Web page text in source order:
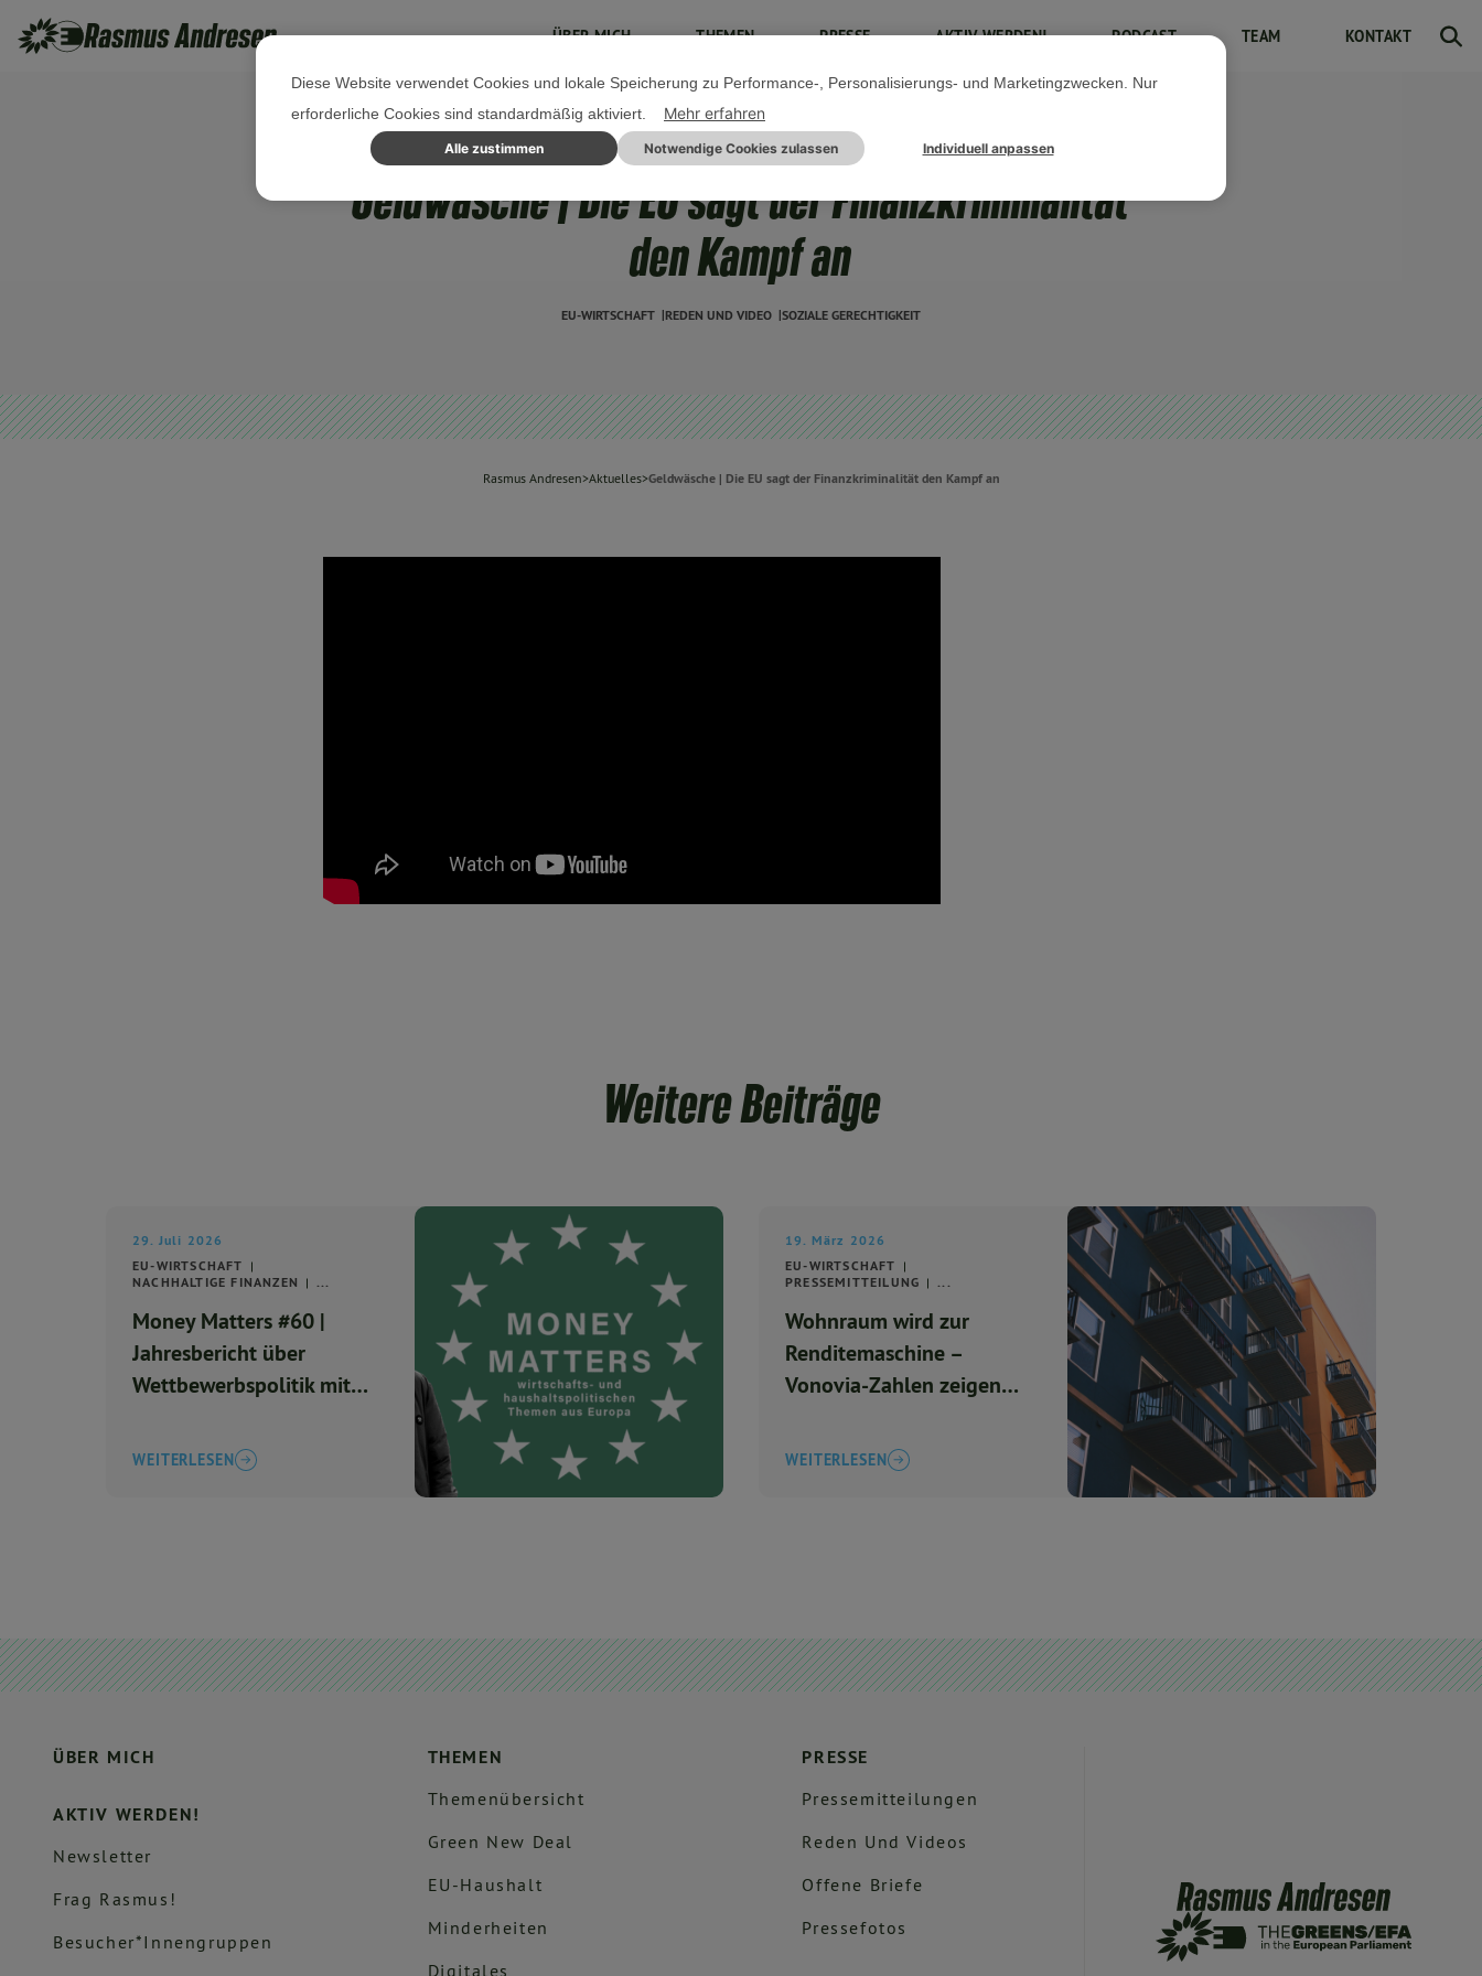
ÜBER MICH THEMEN PRESSE AKTIV WERDEN! PODCAST TEAM KONTAKT
04. APRIL 2024
Geldwäsche | Die EU sagt der Finanzkriminalität
den Kampf an
EU-WIRTSCHAFT REDEN UND VIDEO SOZIALE GERECHTIGKEIT
Rasmus Andresen>Aktuelles>Geldwäsche | Die EU sagt der Finanzkriminalität den Kampf an
Weitere Beiträge
29. Juli 2026
EU-WIRTSCHAFT
NACHHALTIGE FINANZEN
...
Money Matters #60 |
Jahresbericht über
Wettbewerbspolitik mit
angenommen
WEITERLESEN
19. März 2026
EU-WIRTSCHAFT
PRESSEMITTEILUNG
...
Wohnraum wird zur
Renditemaschine –
Vonovia-Zahlen zeigen
WEITERLESEN
ÜBER MICH
AKTIV WERDEN!
Newsletter
Frag Rasmus!
Besucher*innengruppen
THEMEN
Themenübersicht
Green New Deal
EU-Haushalt
Minderheiten
Digitales
PRESSE
Pressemitteilungen
Reden Und Videos
Offene Briefe
Pressefotos
Diese Website verwendet Cookies und lokale Speicherung zu Performance-, Personalisierungs- und Marketingzwecken. Nur
erforderliche Cookies sind standardmäßig aktiviert.
Mehr erfahren
Alle zustimmen Notwendige Cookies zulassen Individuell anpassen